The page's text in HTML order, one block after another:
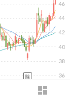
dashboard
登入
2026/07/16
36
38
40
42
44
46
除